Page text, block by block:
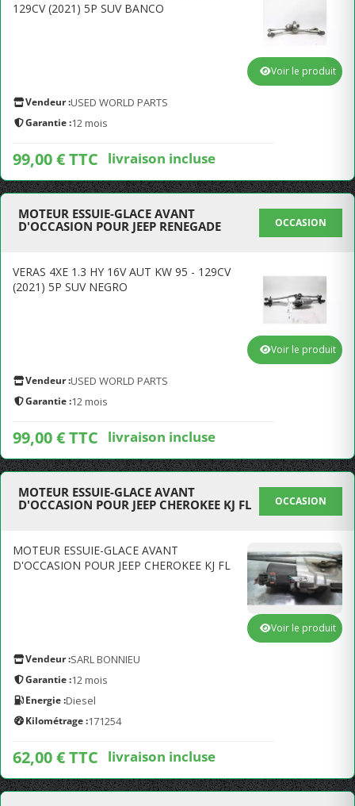
129CV (2021) 5P SUV BANCO
Vendeur :USED WORLD PARTS
Garantie :12 mois
99,00 € TTC livraison incluse
Voir le produit
MOTEUR ESSUIE-GLACE AVANT
D'OCCASION POUR JEEP RENEGADE
OCCASION
VERAS 4XE 1.3 HY 16V AUT KW 95 - 129CV
(2021) 5P SUV NEGRO
Vendeur :USED WORLD PARTS
Garantie :12 mois
99,00 € TTC livraison incluse
Voir le produit
MOTEUR ESSUIE-GLACE AVANT
D'OCCASION POUR JEEP CHEROKEE KJ FL
OCCASION
MOTEUR ESSUIE-GLACE AVANT
D'OCCASION POUR JEEP CHEROKEE KJ FL
Vendeur :SARL BONNIEU
Garantie :12 mois
Energie :Diesel
Kilométrage :171254
62,00 € TTC livraison incluse
Voir le produit